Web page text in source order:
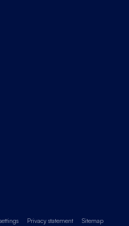
Privacy statement Sitemap